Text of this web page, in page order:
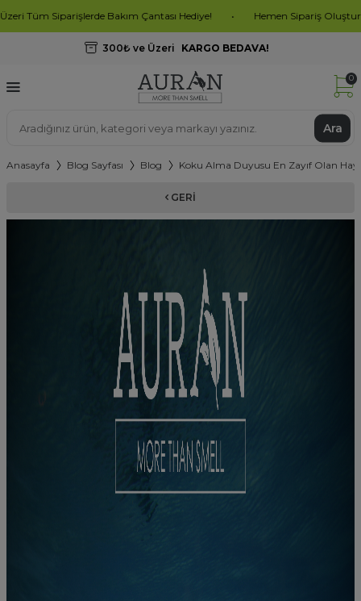
Bakım Çantası Hediye! • Hemen Sipariş Oluştur, İndirimleri
300₺ ve Üzeri KARGO BEDAVA!
Ara
0
Anasayfa Blog Sayfası Blog Koku Alma Duyusu En Zayıf Olan
GERI